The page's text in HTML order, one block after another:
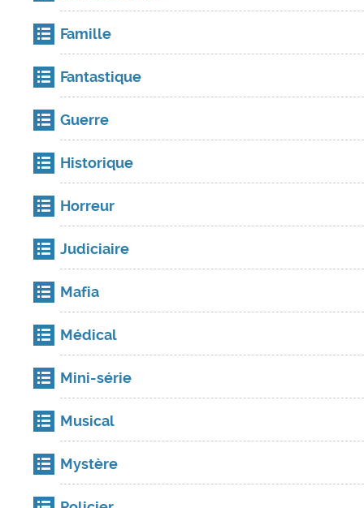
Famille
Fantastique
Guerre
Historique
Horreur
Judiciaire
Mafia
Médical
Mini-série
Musical
Mystère